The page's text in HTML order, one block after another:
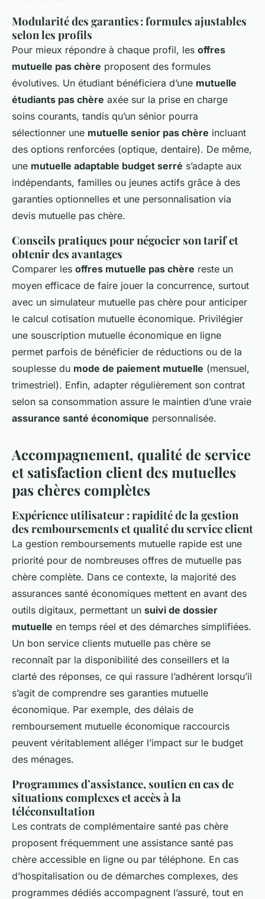
Modularité des garanties : formules ajustables
selon les profils
Pour mieux répondre à chaque profil, les offres
mutuelle pas chère proposent des formules
évolutives. Un étudiant bénéficiera d’une mutuelle
étudiants pas chère axée sur la prise en charge
soins courants, tandis qu’un sénior pourra
sélectionner une mutuelle senior pas chère incluant
des options renforcées (optique, dentaire). De même,
une mutuelle adaptable budget serré s’adapte aux
indépendants, familles ou jeunes actifs grâce à des
garanties optionnelles et une personnalisation via
devis mutuelle pas chère.
Conseils pratiques pour négocier son tarif et
obtenir des avantages
Comparer les offres mutuelle pas chère reste un
moyen efficace de faire jouer la concurrence, surtout
avec un simulateur mutuelle pas chère pour anticiper
le calcul cotisation mutuelle économique. Privilégier
une souscription mutuelle économique en ligne
permet parfois de bénéficier de réductions ou de la
souplesse du mode de paiement mutuelle (mensuel,
trimestriel). Enfin, adapter régulièrement son contrat
selon sa consommation assure le maintien d’une vraie
assurance santé économique personnalisée.
Accompagnement, qualité de service
et satisfaction client des mutuelles
pas chères complètes
Expérience utilisateur : rapidité de la gestion
des remboursements et qualité du service client
La gestion remboursements mutuelle rapide est une
priorité pour de nombreuses offres de mutuelle pas
chère complète. Dans ce contexte, la majorité des
assurances santé économiques mettent en avant des
outils digitaux, permettant un suivi de dossier
mutuelle en temps réel et des démarches simplifiées.
Un bon service clients mutuelle pas chère se
reconnaît par la disponibilité des conseillers et la
clarté des réponses, ce qui rassure l’adhérent lorsqu’il
s’agit de comprendre ses garanties mutuelle
économique. Par exemple, des délais de
remboursement mutuelle économique raccourcis
peuvent véritablement alléger l’impact sur le budget
des ménages.
Programmes d’assistance, soutien en cas de
situations complexes et accès à la
téléconsultation
Les contrats de complémentaire santé pas chère
proposent fréquemment une assistance santé pas
chère accessible en ligne ou par téléphone. En cas
d’hospitalisation ou de démarches complexes, des
programmes dédiés accompagnent l’assuré, tout en